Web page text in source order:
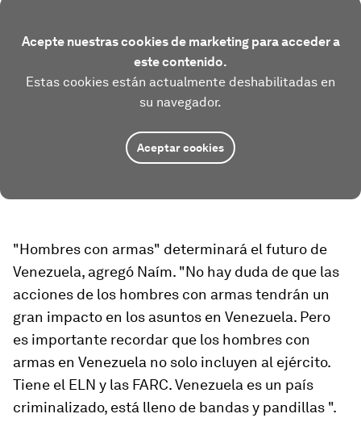
Acepte nuestras cookies de marketing para acceder a
este contenido.
Estas cookies están actualmente deshabilitadas en
su navegador.
Aceptar cookies
"Hombres con armas" determinará el futuro de
Venezuela, agregó Naím. "No hay duda de que las
acciones de los hombres con armas tendrán un
gran impacto en los asuntos en Venezuela. Pero
es importante recordar que los hombres con
armas en Venezuela no solo incluyen al ejército.
Tiene el ELN y las FARC. Venezuela es un país
criminalizado, está lleno de bandas y pandillas ".